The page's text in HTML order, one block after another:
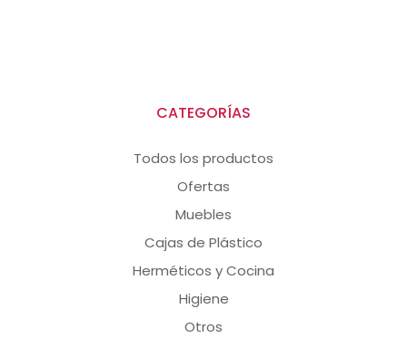
CATEGORÍAS
Todos los productos
Ofertas
Muebles
Cajas de Plástico
Herméticos y Cocina
Higiene
Otros